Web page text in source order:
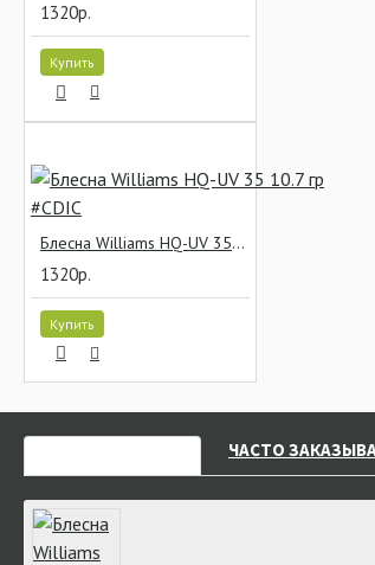
1320р.
Купить
Блесна Williams HQ-UV 35 10.7 гр #CDIC
1320р.
Купить
ЧАСТО